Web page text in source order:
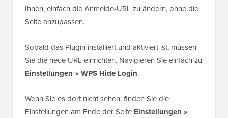
Ihnen, einfach die Anmelde-URL zu ändern, ohne die
Seite anzupassen.
Sobald das Plugin installiert und aktiviert ist, müssen
Sie die neue URL einrichten. Navigieren Sie einfach zu
Einstellungen » WPS Hide Login.
Wenn Sie es dort nicht sehen, finden Sie die
Einstellungen am Ende der Seite Einstellungen »